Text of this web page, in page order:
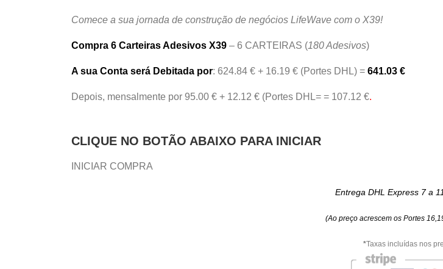
Comece a sua jornada de construção de negócios LifeWave com o X39!
Compra 6 Carteiras Adesivos X39 – 6 CARTEIRAS (180 Adesivos)
A sua Conta será Debitada por: 624.84 € + 16.19 € (Portes DHL) = 641.03 €
Depois, mensalmente por 95.00 € + 12.12 € (Portes DHL= = 107.12 €.
CLIQUE NO BOTÃO ABAIXO PARA INICIAR
INICIAR COMPRA
Entrega DHL Express 7 a
(Ao preço acrescem os Portes
*Taxas incluídas nos